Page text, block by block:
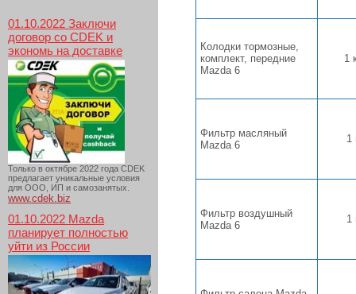
01.10.2022 Заключи
договор со CDEK и
экономь на доставке
Только в октябре 2022 года CDEK
предлагает уникальные условия
для ООО, ИП и самозанятых.
www.cdek.biz
01.10.2022 Mazda
планирует полностью
уйти из России
Колодки тормозные,
комплект, передние
Mazda 6
1
Фильтр масляный
Mazda 6
1
Фильтр воздушный
Mazda 6
1